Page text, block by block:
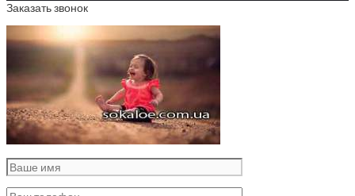
Заказать звонок